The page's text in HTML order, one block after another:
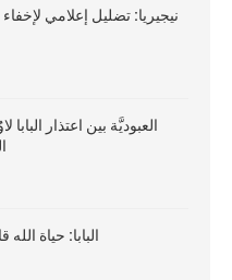
نيجيريا: تضليل إعلامي
العبوديَّة بين اعتذار
البابا: حياة